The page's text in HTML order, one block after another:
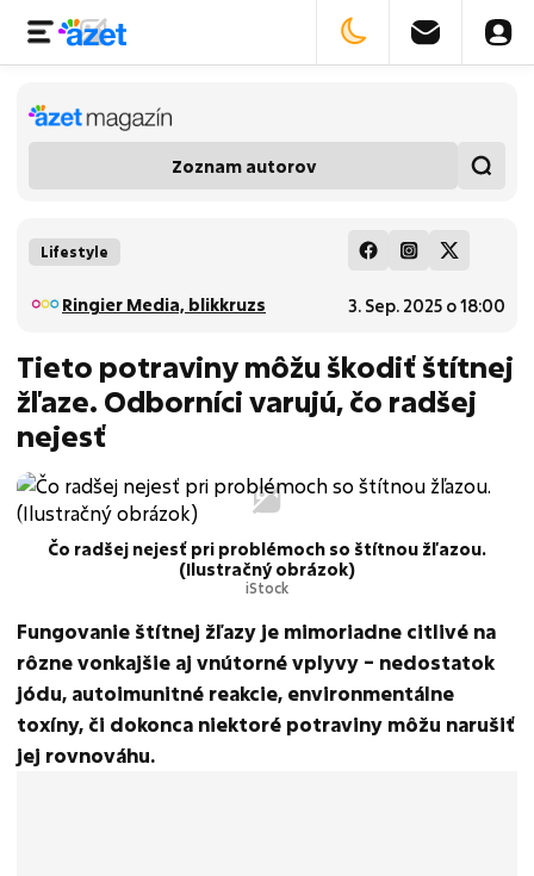
Zoznam autorov
Lifestyle
3. Sep. 2025 o 18:00
Ringier Media, blikkruzs
Tieto potraviny môžu škodiť štítnej
žľaze. Odborníci varujú, čo radšej
nejesť
Čo radšej nejesť pri problémoch so štítnou žľazou.
(Ilustračný obrázok)
iStock
Fungovanie štítnej žľazy je mimoriadne citlivé na
rôzne vonkajšie aj vnútorné vplyvy – nedostatok
jódu, autoimunitné reakcie, environmentálne
toxíny, či dokonca niektoré potraviny môžu narušiť
jej rovnováhu.